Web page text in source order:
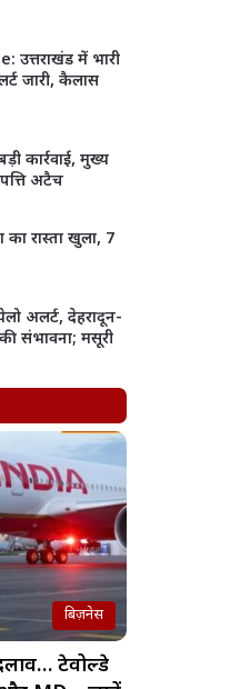
में भारी
जारी, कैलास
कार्रवाई, मुख्य
अटैच
रास्ता खुला, 7
अलर्ट, देहरादून-
संभावना; मसूरी
बिज़नेस
टेवोल्डे